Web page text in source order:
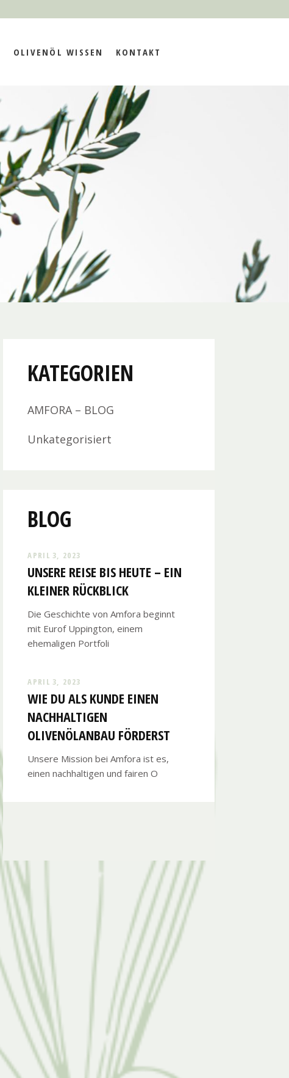
OLIVENÖL WISSEN
BLOG
KONTAKT
KATEGORIEN
AMFORA – BLOG
Unkategorisiert
BLOG
APRIL 3, 2023
UNSERE REISE BIS HEUTE – EIN
KLEINER RÜCKBLICK
Die Geschichte von Amfora beginnt
mit Eurof Uppington, einem
ehemaligen Portfoli
APRIL 3, 2023
WIE DU ALS KUNDE EINEN
NACHHALTIGEN
OLIVENÖLANBAU FÖRDERST
Unsere Mission bei Amfora ist es,
einen nachhaltigen und fairen O